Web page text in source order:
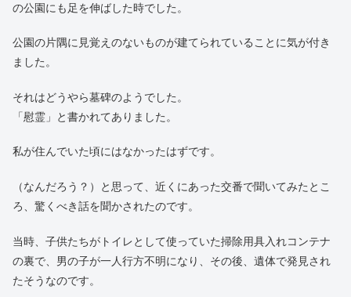
の公園にも足を伸ばした時でした。
公園の片隅に見覚えのないものが建てられていることに気が付き
ました。
それはどうやら墓碑のようでした。
「慰霊」と書かれてありました。
私が住んでいた頃にはなかったはずです。
（なんだろう？）と思って、近くにあった交番で聞いてみたとこ
ろ、驚くべき話を聞かされたのです。
当時、子供たちがトイレとして使っていた掃除用具入れコンテナ
の裏で、男の子が一人行方不明になり、その後、遺体で発見され
たそうなのです。